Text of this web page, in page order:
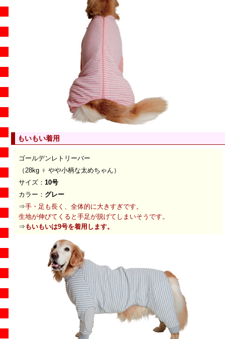
もいもい着用
ゴールデンレトリーバー
（28kg ♀ やや小柄な太めちゃん）
サイズ： 10号
カラー： グレー
⇒手・足も長く、全体的に大きすぎです。
生地が伸びてくると手足が脱げてしまいそうです。
⇒ もいもいは9号を着用します。